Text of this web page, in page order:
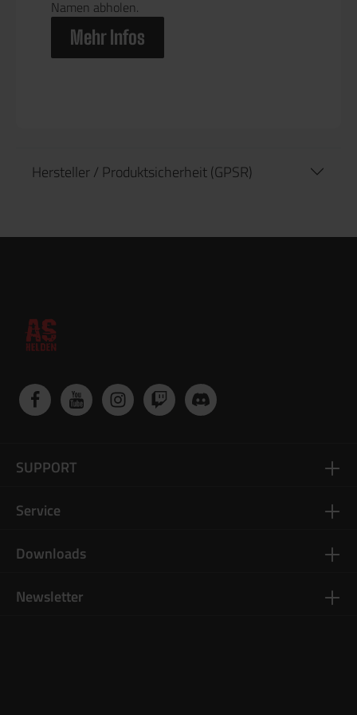
Namen abholen.
Mehr Infos
Hersteller / Produktsicherheit (GPSR)
Newsletter
SUPPORT
Service
Downloads